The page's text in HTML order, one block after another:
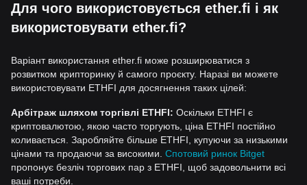
Для чого використовується ether.fi і як
використовувати ether.fi?
Варіант використання ether.fi може розширюватися з
розвитком крипторинку й самого проєкту. Наразі ви можете
використовувати ETHFI для досягнення таких цілей:
Арбітраж шляхом торгівлі ETHFI: Оскільки ETHFI є
криптовалютою, якою часто торгують, ціна ETHFI постійно
коливається. Заробляйте більше ETHFI, купуючи за низькими
цінами та продаючи за високими. Спотовий ринок Bitget
пропонує безліч торгових пар з ETHFI, щоб задовольнити всі
ваші потреби.